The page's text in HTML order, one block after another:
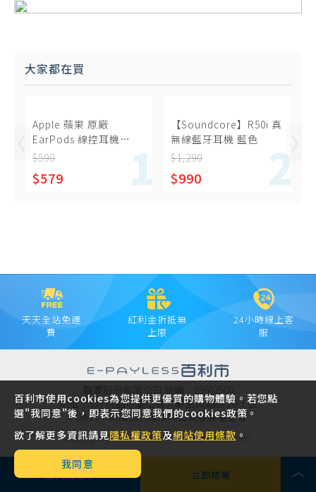
大家都在買
Apple 蘋果 原廠
EarPods 線控耳機
USB-C (A3046)
$590
$579
【Soundcore】R50i 真
無線藍牙耳機 藍色
$1,290
$990
立即結帳
天天全站免運
費
紅利金折抵無
上限
24小時線上客
服
聲寶股份有限公司 統編：03607500
地址：333 桃園市龜山區大華里頂湖路 26-3 號
代表人：財團法人陳茂榜工商發展基金會
Copyright © 2021 SAMPO INC. All rights reserved.
百利市使用cookies為您提供更優質的購物體驗。若您點
選"我同意"後，即表示您同意我們的cookies政策。
欲了解更多資訊請見隱私權政策及網站使用條款 。
我同意